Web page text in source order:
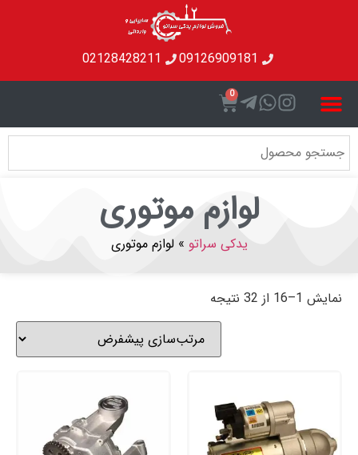
09126909181
02128428211
0
لوازم موتوری
یدکی سراتو»لوازم موتوری